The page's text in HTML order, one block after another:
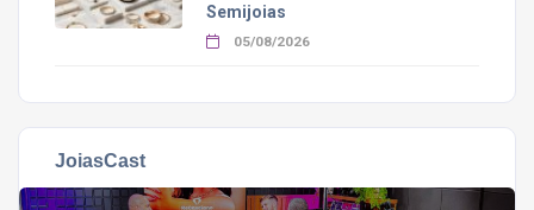
Semijoias
05/08/2026
JoiasCast